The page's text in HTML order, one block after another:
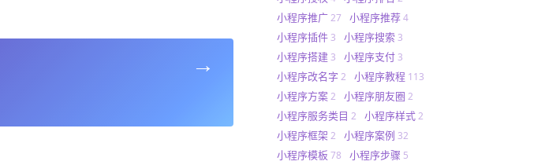
→
小程序推广 27 小程序推荐 4
小程序插件 3 小程序搜索 3
小程序搭建 3 小程序支付 3
小程序改名字 2 小程序教程 113
小程序方案 2 小程序朋友圈 2
小程序服务类目 2 小程序样式 2
小程序框架 2 小程序案例 32
小程序模板 78 小程序步骤 5